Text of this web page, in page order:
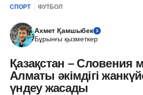
СПОРТ ФУТБОЛ
Ахмет Қамшыбек
Бұрынғы қызметкер
Қазақстан – Словения
Алматы әкімдігі
үндеу жасады